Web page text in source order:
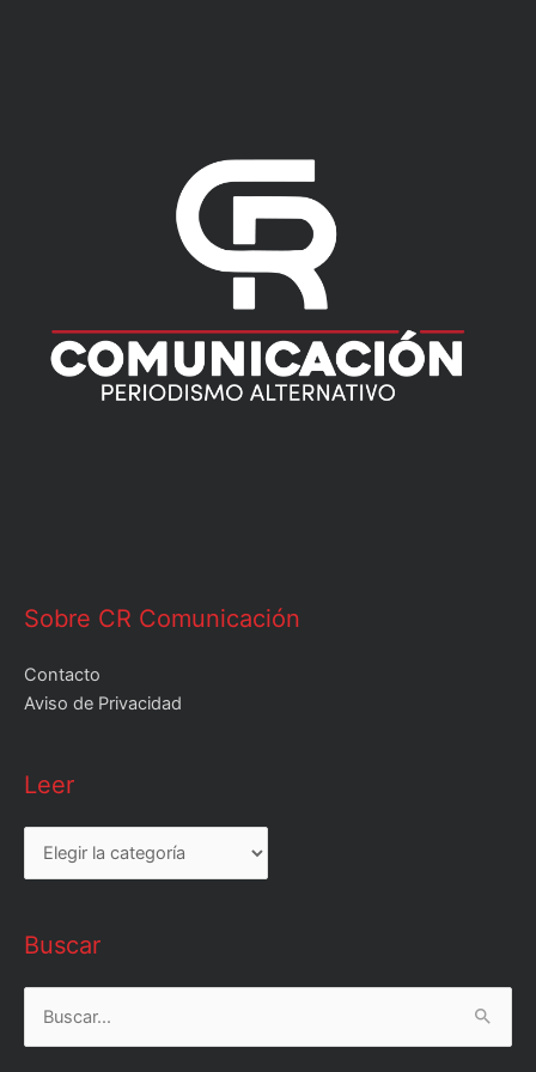
Sobre CR Comunicación
Contacto
Aviso de Privacidad
Leer
Leer
Buscar
Buscar
por: